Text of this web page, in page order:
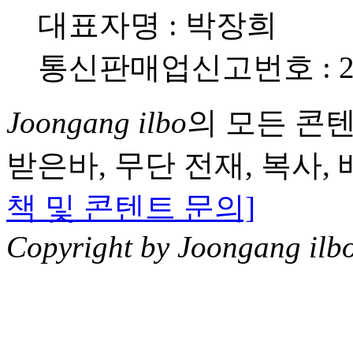
대표자명 : 박장희
통신판매업신고번호 :
Joongang ilbo의 모든 콘
받은바, 무단 전재, 복사,
책 및 콘텐트 문의]
Copyright by Joongang